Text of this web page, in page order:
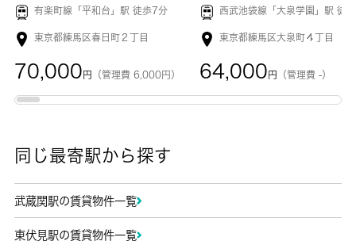
有楽町線「 平和台 」駅 徒歩7分
東京都練馬区春日町２丁目
70,000 円 （管理費 6,000円）
西武池袋線「大泉学園 」駅 徒歩
東京都練馬区大泉町４丁目
64,000 円 （管理費 -）
同じ最寄駅から探す
武蔵関駅の賃貸物件一覧
東伏見駅の賃貸物件一覧